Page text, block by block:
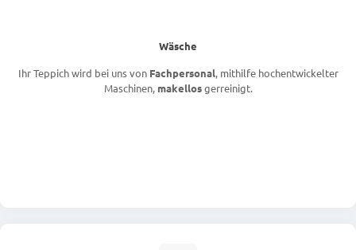
Wäsche
Ihr Teppich wird bei uns von Fachpersonal, mithilfe hochentwickelter
Maschinen, makellosgerreinigt.